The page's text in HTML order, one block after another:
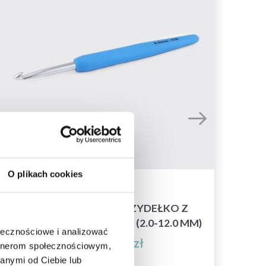
O plikach cookies
i analizować
społecznościowym,
od Ciebie lub
KNITPRO WAVES 2.0 SZYDEŁKO Z
POJEDYNCZYM KOŃCEM (2.0-12.0 MM)
Cena od 16,95 zł